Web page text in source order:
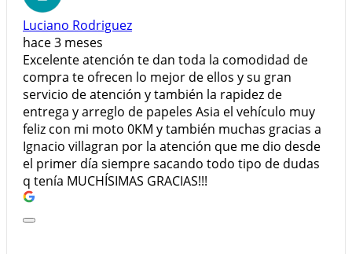
Luciano Rodriguez
hace 3 meses
Excelente atención te dan toda la comodidad de
compra te ofrecen lo mejor de ellos y su gran
servicio de atención y también la rapidez de
entrega y arreglo de papeles Asia el vehículo muy
feliz con mi moto 0KM y también muchas gracias a
Ignacio villagran por la atención que me dio desde
el primer día siempre sacando todo tipo de dudas
q tenía MUCHÍSIMAS GRACIAS!!!